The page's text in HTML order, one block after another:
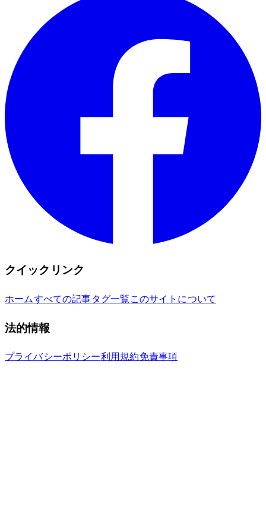
クイックリンク
ホームすべての記事タグ一覧 このサイトについて
法的情報
プライバシーポリシー利用規約免責事項